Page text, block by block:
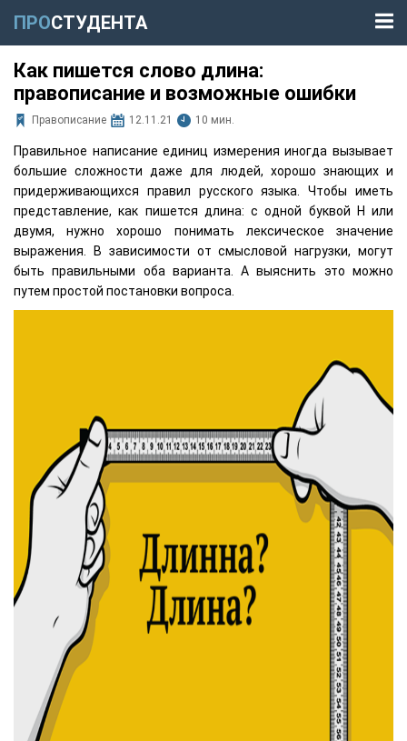
ПРОСТУДЕНТА
Как пишется слово длина:
правописание и возможные ошибки
Правописание 12.11.21 10 мин.
Правильное написание единиц измерения иногда вызывает
большие сложности даже для людей, хорошо знающих и
придерживающихся правил русского языка. Чтобы иметь
представление, как пишется длина: с одной буквой Н или
двумя, нужно хорошо понимать лексическое значение
выражения. В зависимости от смысловой нагрузки, могут
быть правильными оба варианта. А выяснить это можно
путем простой постановки вопроса.